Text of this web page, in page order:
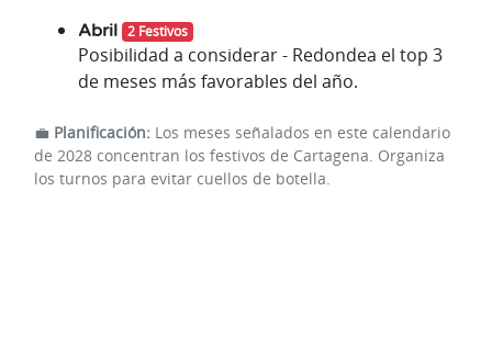
Abril 2 Festivos
Posibilidad a considerar - Redondea el top 3
de meses más favorables del año.
💼 Planificación: Los meses señalados en este calendario
de 2028 concentran los festivos de Cartagena. Organiza
los turnos para evitar cuellos de botella.